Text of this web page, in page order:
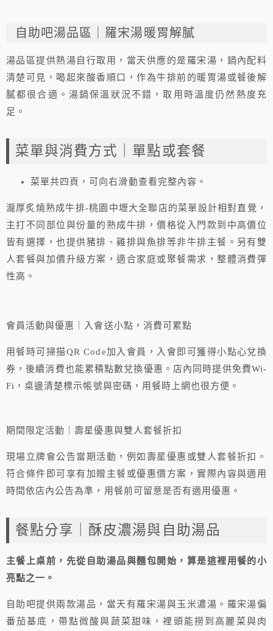
自助吧湯品區｜羅宋湯暖胃解膩
湯品區提供熱湯自行取用，當天供應的是羅宋湯，鍋內配料
清楚可見，喝起來酸香順口，作為牛排前的暖胃湯或餐後解
膩都很合適。湯鍋保溫狀況不錯，取用時溫度仍然熱度充
足。
菜單與消費方式｜單點或套餐
菜單共四頁，可向右滑動查看完整內容。
瀧厚炙燒熟成牛排-桃園中壢大全聯店的菜單設計相對直覺，
主打不同部位與份量的熟成牛排，價格從入門款到中高價位
皆有選擇，也提供豬排、雞排與魚排等非牛排主餐。另有雙
人套餐與加價升級方案，適合家庭或聚餐需求，整體消費彈
性高。
會員活動與優惠｜入會送小點，消費可累點
用餐時可掃描QR Code加入會員，入會即可獲得小點心兌換
券，後續消費也能累積點數兌換優惠。店內同時提供免費Wi-
Fi，桌邊清楚標示帳號與密碼，用餐時上網也很方便。
期間限定活動｜壽星優惠與雙人套餐折扣
現場立牌會公告當期活動，例如壽星優惠或雙人套餐折扣。
符合條件即可享有加贈主餐或優惠價方案，實際內容與適用
時間依店內公告為準，用餐前可留意是否有適用優惠。
餐點分享｜酥皮濃湯與自助湯品
主餐上桌前，先從自助湯品與麵包開始，算是這裡用餐的小
亮點之一。
自助吧提供兩款湯品，當天有羅宋湯與玉米濃湯。羅宋湯偏
番茄基底，帶點微酸與蔬菜甜味，裡頭能撈到高麗菜與肉